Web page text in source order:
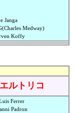
Janga
Medway)
Koffy
ルトリコ
Ferrer
Padron